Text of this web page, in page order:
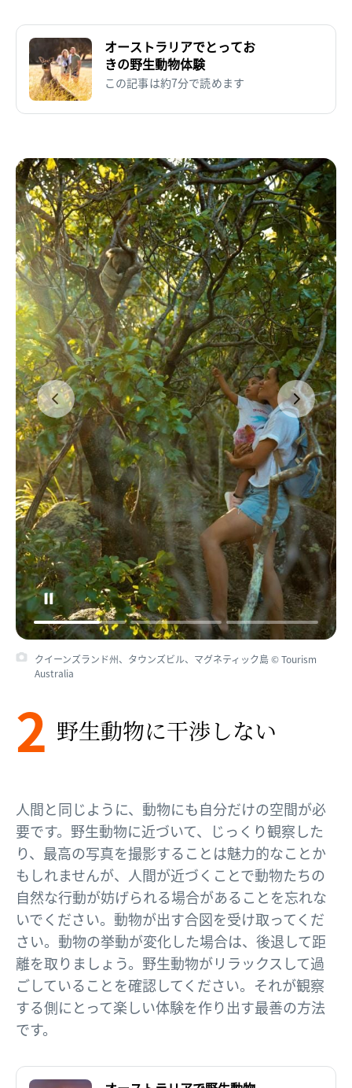
オーストラリアでとってお
きの野生動物体験
この記事は約7分で読めます
クイーンズランド州、タウンズビル、マグネティック島 © Tourism
Australia
2 野生動物に​干渉しない​
人間と同じように、動物にも自分だけの空間が必
要です。野生動物に近づいて、じっくり観察した
り、最高の写真を撮影することは魅力的なことか
もしれませんが、人間が近づくことで動物たちの
自然な行動が妨げられる場合があることを忘れな
いでください。動物が出す合図を受け取ってくだ
さい。動物の挙動が変化した場合は、後退して距
離を取りましょう。野生動物がリラックスして過
ごしていることを確認してください。それが観察
する側にとって楽しい体験を作り出す最善の方法
です。